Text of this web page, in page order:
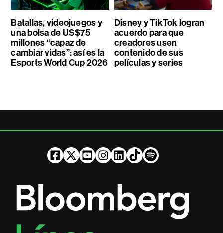
Batallas, videojuegos y
una bolsa de US$75
millones “capaz de
cambiar vidas”: así es la
Esports World Cup 2026
Disney y TikTok logran
acuerdo para que
creadores usen
contenido de sus
películas y series